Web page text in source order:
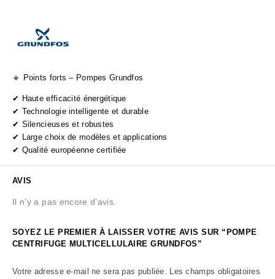
🔹 Points forts – Pompes Grundfos
✔ Haute efficacité énergétique
✔ Technologie intelligente et durable
✔ Silencieuses et robustes
✔ Large choix de modèles et applications
✔ Qualité européenne certifiée
AVIS
Il n’y a pas encore d’avis.
SOYEZ LE PREMIER À LAISSER VOTRE AVIS SUR “POMPE
CENTRIFUGE MULTICELLULAIRE GRUNDFOS”
Votre adresse e-mail ne sera pas publiée. Les champs obligatoires